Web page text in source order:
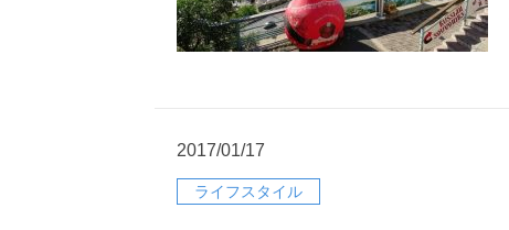
2017/01/17
ライフスタイル